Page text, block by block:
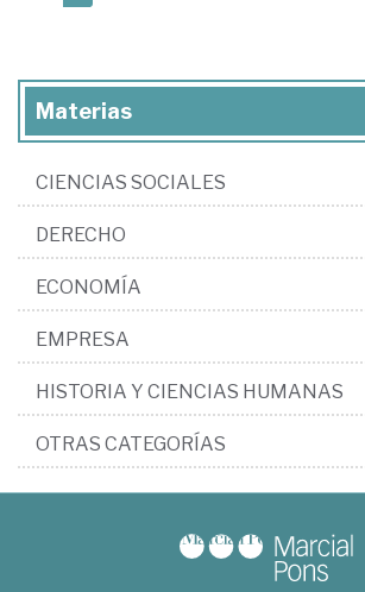
Materias
CIENCIAS SOCIALES
DERECHO
ECONOMÍA
EMPRESA
HISTORIA Y CIENCIAS HUMANAS
OTRAS CATEGORÍAS